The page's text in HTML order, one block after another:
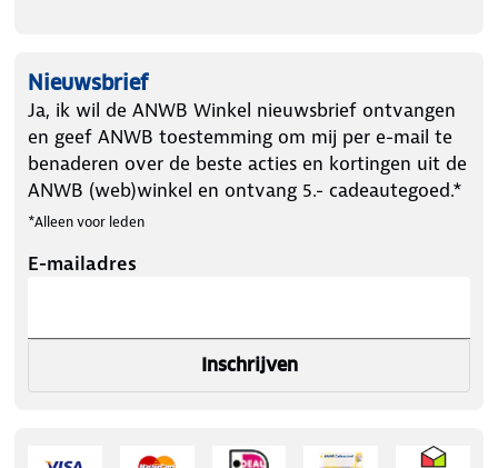
Nieuwsbrief
Ja, ik wil de ANWB Winkel nieuwsbrief ontvangen
en geef ANWB toestemming om mij per e-mail te
benaderen over de beste acties en kortingen uit de
ANWB (web)winkel en ontvang 5.- cadeautegoed.*
*Alleen voor leden
E-mailadres
Inschrijven